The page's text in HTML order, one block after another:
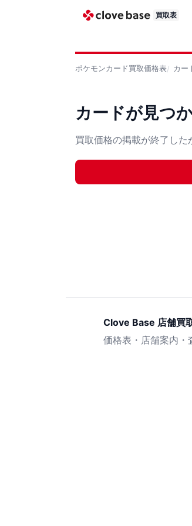
買取表
ポケモンカード買取価格表 カー
カードが見つ
買取価格の掲載が終了した
Clove Base 店舗買
価格表・店舗案内・